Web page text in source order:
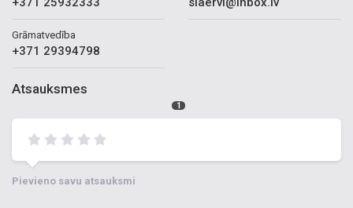
Grāmatvedība
+371 29394798
Atsauksmes
1
Pievieno savu atsauksmi